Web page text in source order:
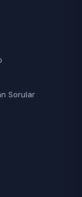
Sorular